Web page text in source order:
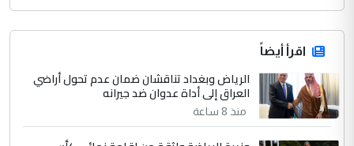
اقرأ أيضاً
الرياض وبغداد تناقشان ضمان عدم تحول أراضي
العراق إلى أداة عدوان ضد جيرانه
منذ 8 ساعة